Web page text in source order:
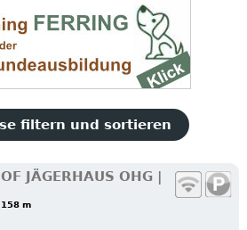
filtern und sortieren
JÄGERHAUS OHG |
158 m